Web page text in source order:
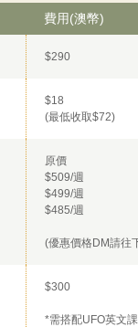
費用(澳幣)
$290
$18
(最低收取$72)
原價
$509/週
$499/週
$485/週
(優惠價格DM請往
$300
*需搭配UFO英文